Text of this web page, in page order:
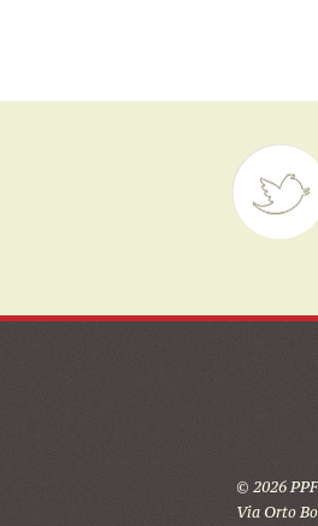
© 2026
Via Orto